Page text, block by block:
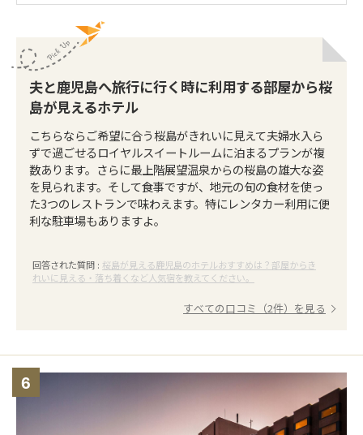
夫と鹿児島へ旅行に行く時に利用する部屋から桜
島が見えるホテル
こちらならご希望に合う桜島がきれいに見えて夫婦水入ら
ずで過ごせるロイヤルスイートルームに泊まるプランが複
数あります。さらに最上階展望温泉からの桜島の雄大な姿
を見られます。そして食事ですが、地元の旬の食材を使っ
た3つのレストランで味わえます。特にレンタカー利用に便
利な駐車場もありますよ。
回答された質問 : 桜島が見える鹿児島のホテルおすすめは？部屋からき
れいに見える・落ち着くなど人気宿を教えてください。
すべての口コミ（2件）を見る
6